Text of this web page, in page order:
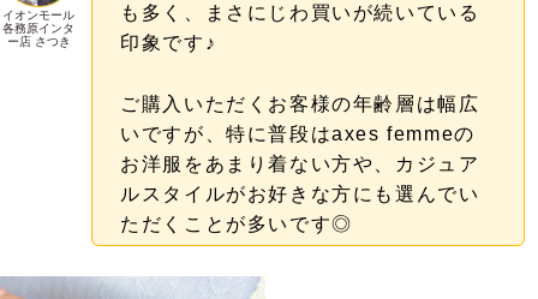
イオンモール
各務原インタ
ー店 さつき
も多く、まさにじわ買いが続いている
印象です♪
ご購入いただくお客様の年齢層は幅広
いですが、特に普段はaxes femmeの
お洋服をあまり着ない方や、カジュア
ルスタイルがお好きな方にも選んでい
ただくことが多いです◎